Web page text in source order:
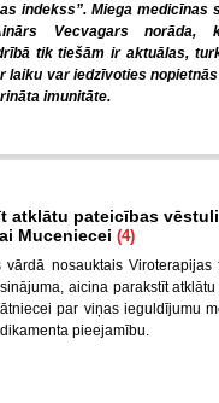
indekss”. Miega medicīnas
Vecvagars norāda,
tik tiešām ir aktuālas,
laiku var iedzīvoties
imunitāte.
atklātu pateicības vēstuli
Muceniecei (4)
vārdā nosauktais Viroterapijas
aicina parakstīt
par viņas ieguldījumu
pieejamību.